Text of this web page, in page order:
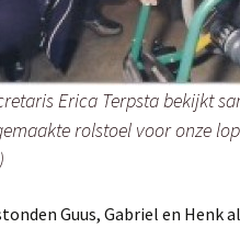
Erica Terpsta bekijkt
rolstoel voor onze
Guus, Gabriel en Henk